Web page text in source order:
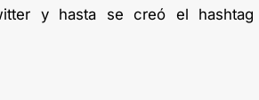
y hasta se creó el hashtag